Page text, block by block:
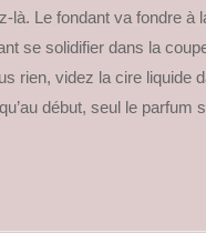
là. Le fondant va fondre
se solidifier dans la
rien, videz la cire
début, seul le parfum